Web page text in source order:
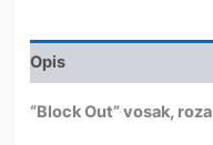
Opis
“Block Out” vosak, roza